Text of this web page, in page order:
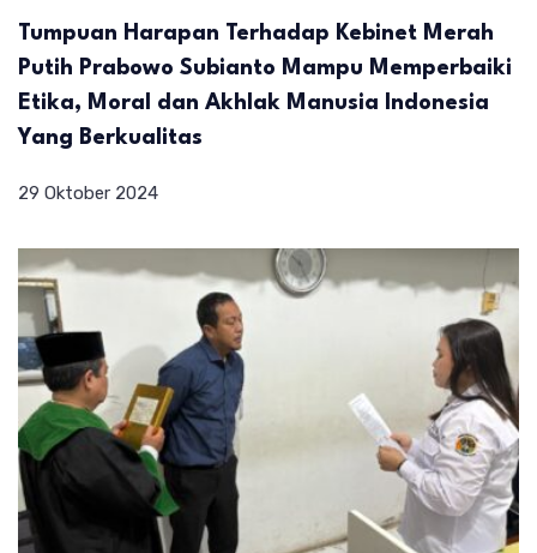
Tumpuan Harapan Terhadap Kebinet Merah
Putih Prabowo Subianto Mampu Memperbaiki
Etika, Moral dan Akhlak Manusia Indonesia
Yang Berkualitas
29 Oktober 2024